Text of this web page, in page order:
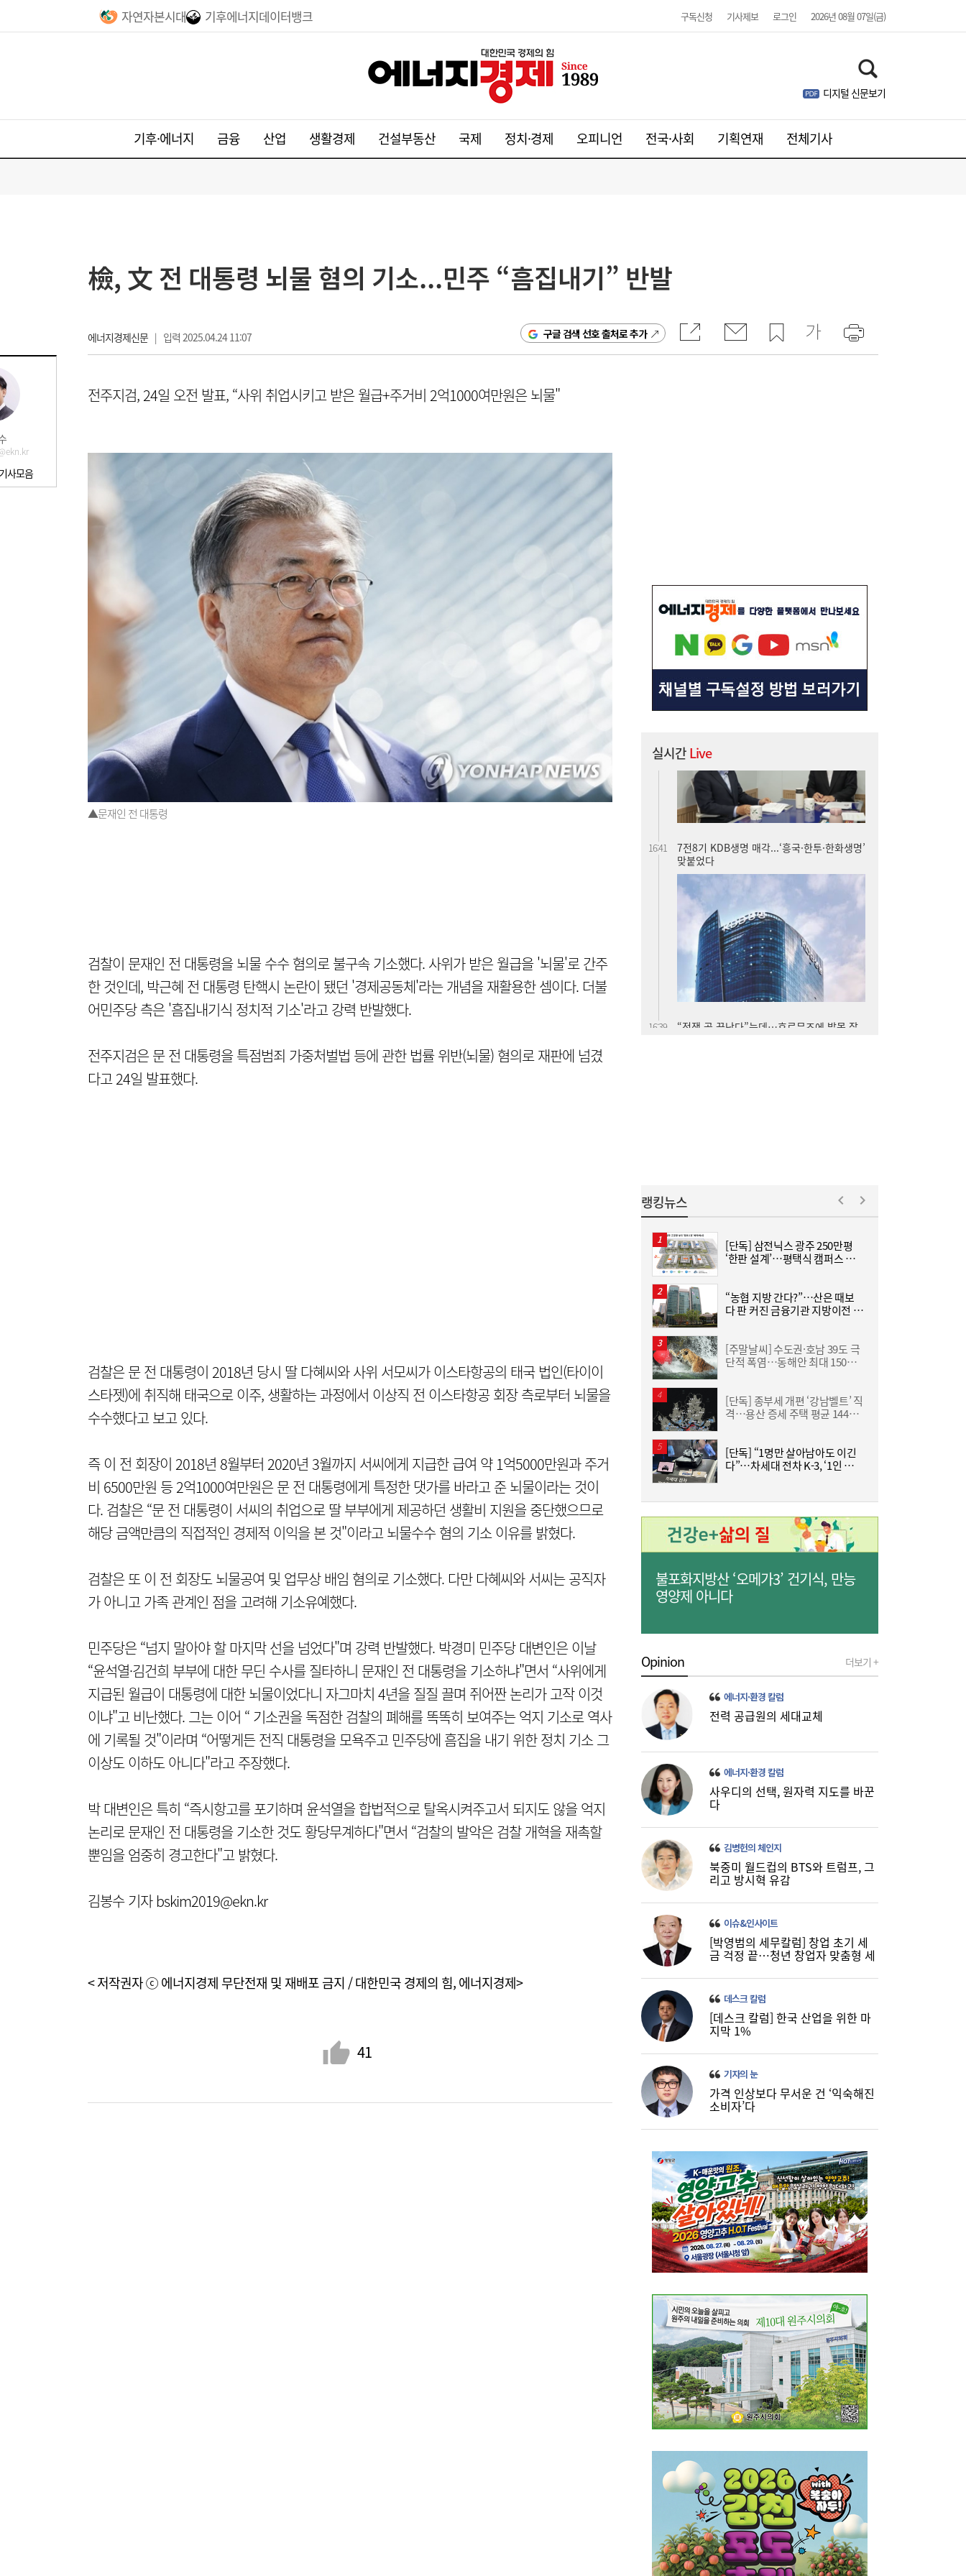
자연자본시대 기후에너지데이터뱅크 구독신청 기사제보 로그인 2026년 08월 07일(금)
디지털 신문보기
기후·에너지 금융 산업 생활경제 건설부동산 국제 정치·경제 오피니언 전국·사회 기획연재 전체기사
사모음
檢, 文 전 대통령 뇌물 혐의 기소...민주 “흠집내기” 반발
에너지경제신문| 입력 2025.04.24 11:07 구글 검색 선호 출처로 추가
전주지검, 24일 오전 발표, “사위 취업시키고 받은 월급+주거비 2억1000여만원은 뇌물"
▲문재인 전 대통령
검찰이 문재인 전 대통령을 뇌물 수수 혐의로 불구속 기소했다. 사위가 받은 월급을 '뇌물'로 간주
한 것인데, 박근혜 전 대통령 탄핵시 논란이 됐던 '경제공동체'라는 개념을 재활용한 셈이다. 더불
어민주당 측은 '흠집내기식 정치적 기소'라고 강력 반발했다.
전주지검은 문 전 대통령을 특점범죄 가중처벌법 등에 관한 법률 위반(뇌물) 혐의로 재판에 넘겼
다고 24일 발표했다.
검찰은 문 전 대통령이 2018년 당시 딸 다혜씨와 사위 서모씨가 이스타항공의 태국 법인(타이이
스타젯)에 취직해 태국으로 이주, 생활하는 과정에서 이상직 전 이스타항공 회장 측로부터 뇌물을
수수했다고 보고 있다.
즉 이 전 회장이 2018년 8월부터 2020년 3월까지 서씨에게 지급한 급여 약 1억5000만원과 주거
비 6500만원 등 2억1000여만원은 문 전 대통령에게 특정한 댓가를 바라고 준 뇌물이라는 것이
다. 검찰은 “문 전 대통령이 서씨의 취업으로 딸 부부에게 제공하던 생활비 지원을 중단했으므로
해당 금액만큼의 직접적인 경제적 이익을 본 것"이라고 뇌물수수 혐의 기소 이유를 밝혔다.
검찰은 또 이 전 회장도 뇌물공여 및 업무상 배임 혐의로 기소했다. 다만 다혜씨와 서씨는 공직자
가 아니고 가족 관계인 점을 고려해 기소유예했다.
민주당은 “넘지 말아야 할 마지막 선을 넘었다"며 강력 반발했다. 박경미 민주당 대변인은 이날
“윤석열·김건희 부부에 대한 무딘 수사를 질타하니 문재인 전 대통령을 기소하냐"면서 “사위에게
지급된 월급이 대통령에 대한 뇌물이었다니 자그마치 4년을 질질 끌며 쥐어짠 논리가 고작 이것
이냐"고 비난했다. 그는 이어 “ 기소권을 독점한 검찰의 폐해를 똑똑히 보여주는 억지 기소로 역사
에 기록될 것"이라며 “어떻게든 전직 대통령을 모욕주고 민주당에 흠집을 내기 위한 정치 기소 그
이상도 이하도 아니다"라고 주장했다.
박 대변인은 특히 “즉시항고를 포기하며 윤석열을 합법적으로 탈옥시켜주고서 되지도 않을 억지
논리로 문재인 전 대통령을 기소한 것도 황당무계하다"면서 “검찰의 발악은 검찰 개혁을 재촉할
뿐임을 엄중히 경고한다"고 밝혔다.
김봉수 기자 bskim2019@ekn.kr
< 저작권자 ⓒ 에너지경제 무단전재 및 재배포 금지 / 대한민국 경제의 힘, 에너지경제>
41
실시간Live
16:47
‘북극항로 선구자’ 김태유 교수, 대통령 직속
규제합리화위 부위원장 위촉
7전8기 KDB생명 매각...‘흥국·한투·한화생명’
맞붙었다
“전쟁 곧 끝난다”는데…호르무즈에 발목 잡
힌 트럼프 [이슈+]
16:17
코스피 약보합 마감…반도체 혼조세에도 기
관 순매수로 낙폭 제한 [마감시황]
15:38
한성우·이성현, 첫 패션 룩북 촬영 마쳐…키
즈 모델 활동 본격화
15:32
[금융 풍향계] NH농협은행, 최고 연 7.3%
15:31
[보험·카드사 풍향계] 교보생명, 유병자 건강
보험 패러다임 바꾼다 外
랭킹뉴스
[단독] 삼전닉스 광주 250만평
‘한판 설계’…평택식 캠퍼스 들
“농협 지방 간다?”…산은 때보
다 판 커진 금융기관 지방이전 논
[주말날씨] 수도권·호남 39도 극
단적 폭염…동해안 최대 150㎜
[단독] 종부세 개편 ‘강남벨트’ 직
격…용산 증세 주택 평균 1449
[단독] “1명만 살아남아도 이긴
다”…차세대 전차 K-3, ‘1인 교전
불포화지방산 ‘오메가3’ 건기식, 만능
영양제 아니다
Opinion 더보기 +
에너지·환경 칼럼
전력 공급원의 세대교체
에너지·환경 칼럼
사우디의 선택, 원자력 지도를 바꾼
다
김병헌의 체인지
북중미 월드컵의 BTS와 트럼프, 그
리고 방시혁 유감
이슈&인사이트
[박영범의 세무칼럼] 창업 초기 세
금 걱정 끝…청년 창업자 맞춤형 세
데스크 칼럼
[데스크 칼럼] 한국 산업을 위한 마
지막 1%
기자의 눈
가격 인상보다 무서운 건 ‘익숙해진
소비자’다